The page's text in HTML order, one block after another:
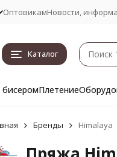
ОптовикамНовости,
Каталог
бисеромПлетение
Бренды Himalaya